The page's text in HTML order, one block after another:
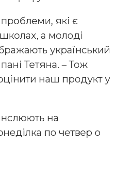
які є
а молоді
український
Тетяна. – Тож
наш продукт у
на
по четвер о